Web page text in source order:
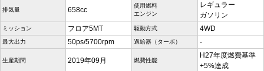
排気量 658cc
使用燃料
エンジン
レギュラー
ガソリン
ミッション フロア5MT 駆動方式 4WD
最大出力 50ps/5700rpm 過給器（ターボ） -
生産期間 2019年09月 燃費性能
H27年度燃費基準
+5%達成